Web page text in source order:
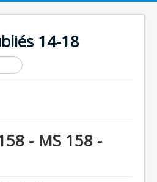
14-18
- MS 158 -